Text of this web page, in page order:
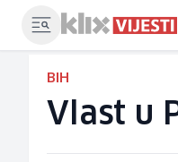
BIH
Vlast u